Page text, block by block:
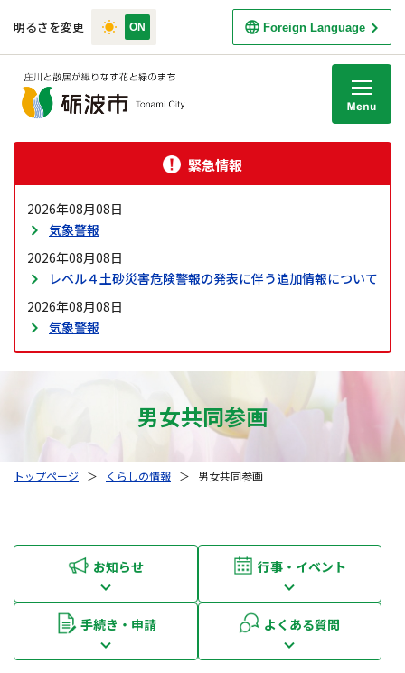
明るさを変更 Foreign Language
緊急情報
2026年08月08日
気象警報
2026年08月08日
レベル４土砂災害危険警報の発表に伴う追加情報について
2026年08月08日
気象警報
男女共同参画
トップページ ＞ くらしの情報 ＞ 男女共同参画
お知らせ 行事・イベント
手続き・申請 よくある質問